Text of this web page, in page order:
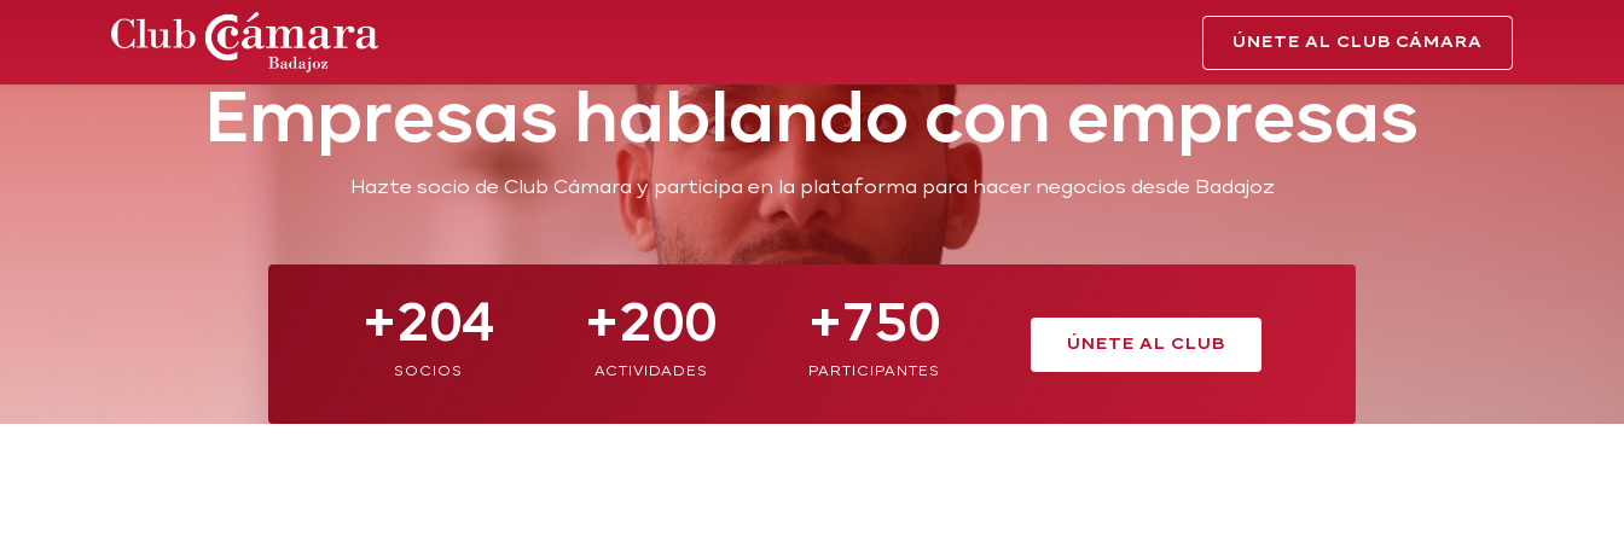
ÚNETE AL CLUB CÁMARA
Empresas hablando con empresas
Hazte socio de Club Cámara y participa en la plataforma para hacer negocios desde Badajoz
+204
SOCIOS
+200
ACTIVIDADES
+750
PARTICIPANTES
ÚNETE AL CLUB